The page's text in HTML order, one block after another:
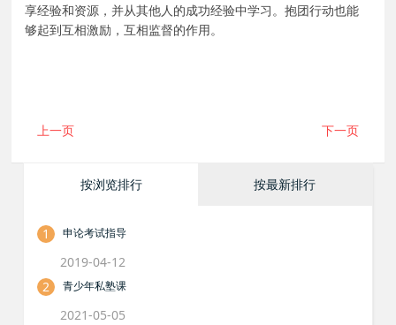
享经验和资源，并从其他人的成功经验中学习。抱团行动也能
够起到互相激励，互相监督的作用。
上一页 下一页
按浏览排行 按最新排行
1 申论考试指导
2019-04-12
2
青少年私塾课
2021-05-05